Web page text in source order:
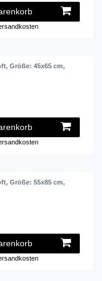
, Größe: 45x65 cm,
, Größe: 55x85 cm,